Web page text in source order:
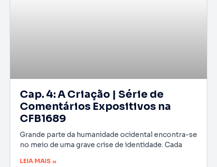
Cap. 4: A Criação | Série de
Comentários Expositivos na
CFB1689
Grande parte da humanidade ocidental encontra-se
no meio de uma grave crise de identidade. Cada
LEIA MAIS »